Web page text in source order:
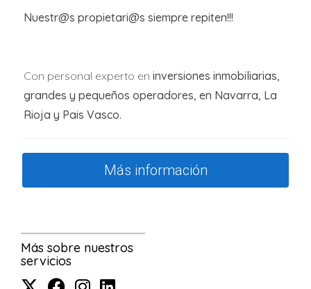
Nuestr@s propietari@s siempre repiten!!!
Con personal experto en inversiones inmobiliarias,
grandes y pequeños operadores, en Navarra, La
Rioja y Pais Vasco.
Más información
Más sobre nuestros
servicios